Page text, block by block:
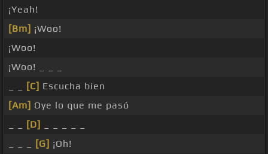
¡Yeah!
[Bm] ¡Woo!
¡Woo!
¡Woo! _ _ _
[C] Escucha bien
[Am] Oye lo que me pasó
[D]
[G] ¡Oh!